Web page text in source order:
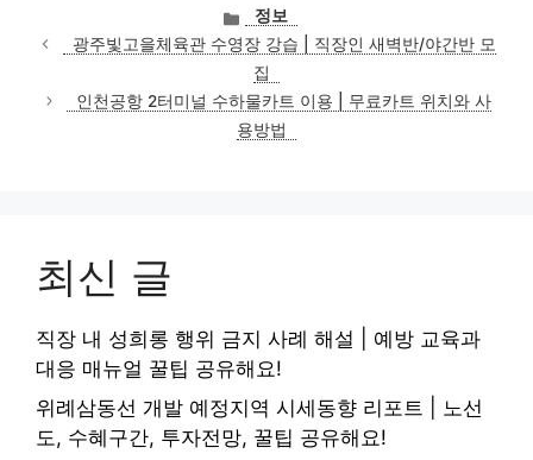
카
테
고
리
정보
광주빛고을체육관 수영장 강습 | 직장인 새벽반/야간반 모
집
인천공항 2터미널 수하물카트 이용 | 무료카트 위치와 사
용방법
최신 글
직장 내 성희롱 행위 금지 사례 해설 | 예방 교육과
대응 매뉴얼 꿀팁 공유해요!
위례삼동선 개발 예정지역 시세동향 리포트 | 노선
도, 수혜구간, 투자전망, 꿀팁 공유해요!